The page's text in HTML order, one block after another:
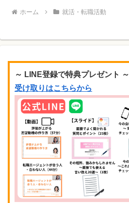
ホーム 就活・転職活動
～ LINE登録で特典プレゼント ～
受け取りはこちらから